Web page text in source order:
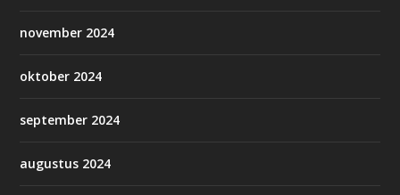
november 2024
oktober 2024
september 2024
augustus 2024